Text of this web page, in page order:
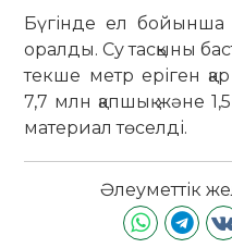
Бүгінде ел бойынша
оралды. Су тасқыны
текше метр еріген
7,7 млн қапшық және
материал төселді.
Әлеуметтік